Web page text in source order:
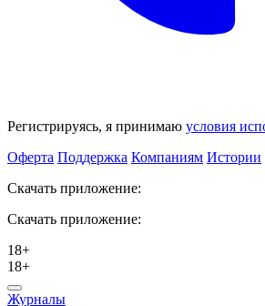
Регистрируясь, я принимаю условия
Оферта Поддержка Компаниям Истории
Скачать приложение:
Скачать приложение:
18+
18+
Журналы